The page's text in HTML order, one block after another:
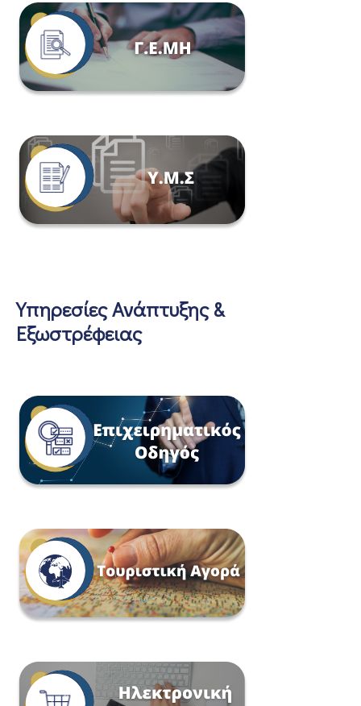
Υπηρεσίες Ανάπτυξης &
Εξωστρέφειας